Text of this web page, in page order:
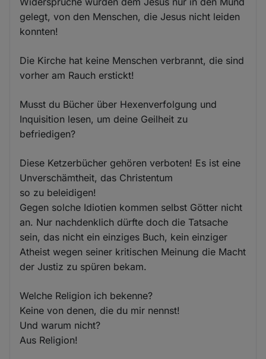
gelegt, von den Menschen, die Jesus nicht leiden
konnten!
Die Kirche hat keine Menschen verbrannt, die sind
vorher am Rauch erstickt!
Musst du Bücher über Hexenverfolgung und
Inquisition lesen, um deine Geilheit zu
befriedigen?
Diese Ketzerbücher gehören verboten! Es ist eine
Unverschämtheit, das Christentum
so zu beleidigen!
Gegen solche Idiotien kommen selbst Götter nicht
an. Nur nachdenklich dürfte doch die Tatsache
sein, das nicht ein einziges Buch, kein einziger
Atheist wegen seiner kritischen Meinung die Macht
der Justiz zu spüren bekam.
Welche Religion ich bekenne?
Keine von denen, die du mir nennst!
Und warum nicht?
Aus Religion!